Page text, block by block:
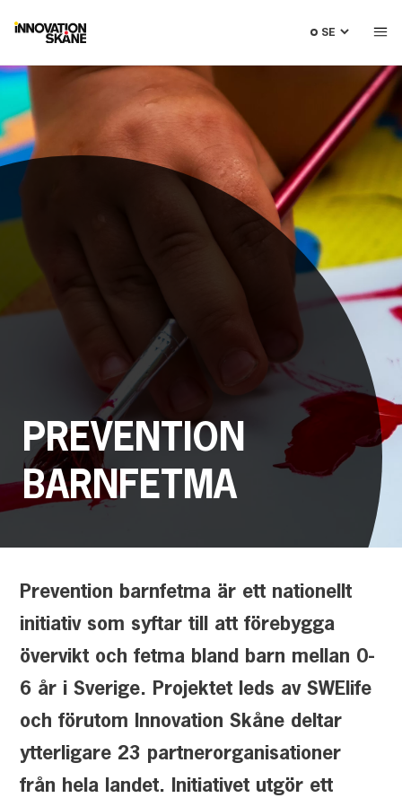
PREVENTION
BARNFETMA
Prevention barnfetma är ett nationellt
initiativ som syftar till att förebygga
övervikt och fetma bland barn mellan 0-
6 år i Sverige. Projektet leds av SWElife
och förutom Innovation Skåne deltar
ytterligare 23 partnerorganisationer
från hela landet. Initiativet utgör ett